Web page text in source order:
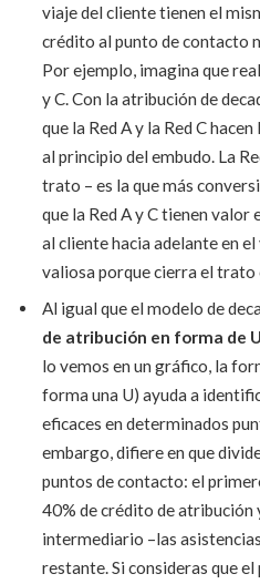
viaje del cliente tienen el
crédito al punto de contacto
Por ejemplo, imagina que
y C. Con la atribución de
que la Red A y la Red C
al principio del embudo. La
trato – es la que más
que la Red A y C tienen valor
al cliente hacia adelante en el
valiosa porque cierra el trato
Al igual que el modelo de
de atribución en forma de U
lo vemos en un gráfico, la
forma una U) ayuda a
eficaces en determinados
embargo, difiere en que
puntos de contacto: el
40% de crédito de atribución
intermediario –las
restante. Si consideras que